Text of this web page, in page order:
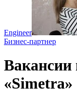
Engineer
Бизнес-партнер
«Simetra»